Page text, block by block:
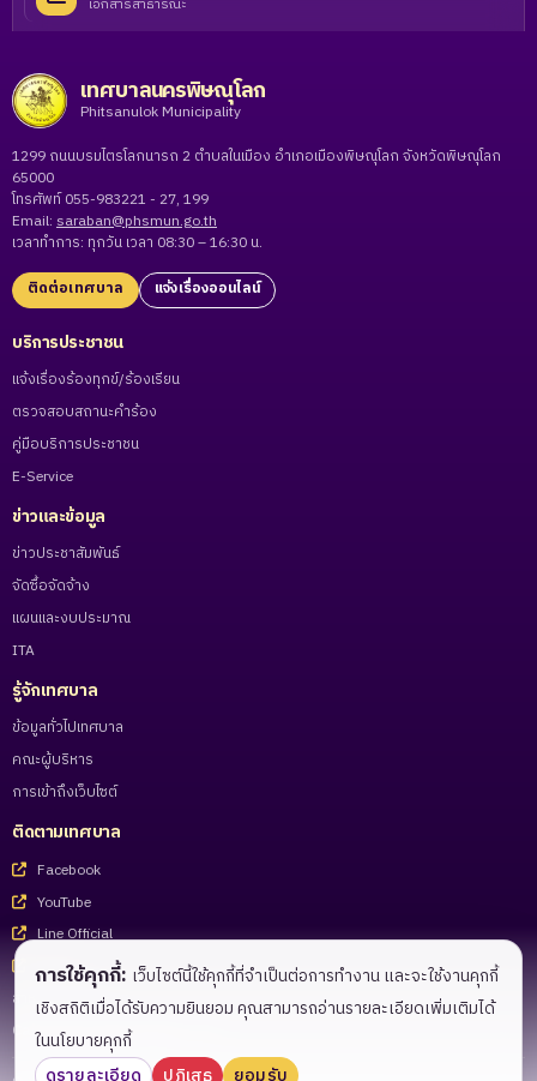
เทศบาลนครพิษณุโลก
Phitsanulok Municipality
1299 ถนนบรมไตรโลกนารถ 2 ตำบลในเมือง อำเภอเมืองพิษณุโลก จังหวัดพิษณุโลก
65000
โทรศัพท์ 055-983221 - 27, 199
Email: saraban@phsmun.go.th
เวลาทำการ: ทุกวัน เวลา 08:30 – 16:30 น.
ติดต่อเทศบาล แจ้งเรื่องออนไลน์
บริการประชาชน
แจ้งเรื่องร้องทุกข์/ร้องเรียน
ตรวจสอบสถานะคำร้อง
คู่มือบริการประชาชน
E-Service
ข่าวและข้อมูล
ข่าวประชาสัมพันธ์
จัดซื้อจัดจ้าง
แผนและงบประมาณ
ITA
รู้จักเทศบาล
ข้อมูลทั่วไปเทศบาล
คณะผู้บริหาร
การเข้าถึงเว็บไซต์
ติดตามเทศบาล
Facebook
YouTube
Line Official
Tiktok
สำหรับเจ้าหน้าที่
Call Center 055-983221 - 27
การใช้คุกกี้: เว็บไซต์นี้ใช้คุกกี้ที่จำเป็นต่อการทำงาน และจะใช้งานคุกกี้
เชิงสถิติเมื่อได้รับความยินยอม คุณสามารถอ่านรายละเอียดเพิ่มเติมได้
ในนโยบายคุกกี้